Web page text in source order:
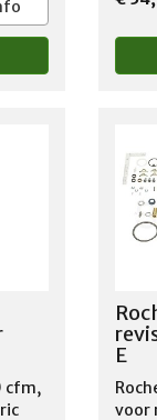
on
for
It
cfm,
E
voor